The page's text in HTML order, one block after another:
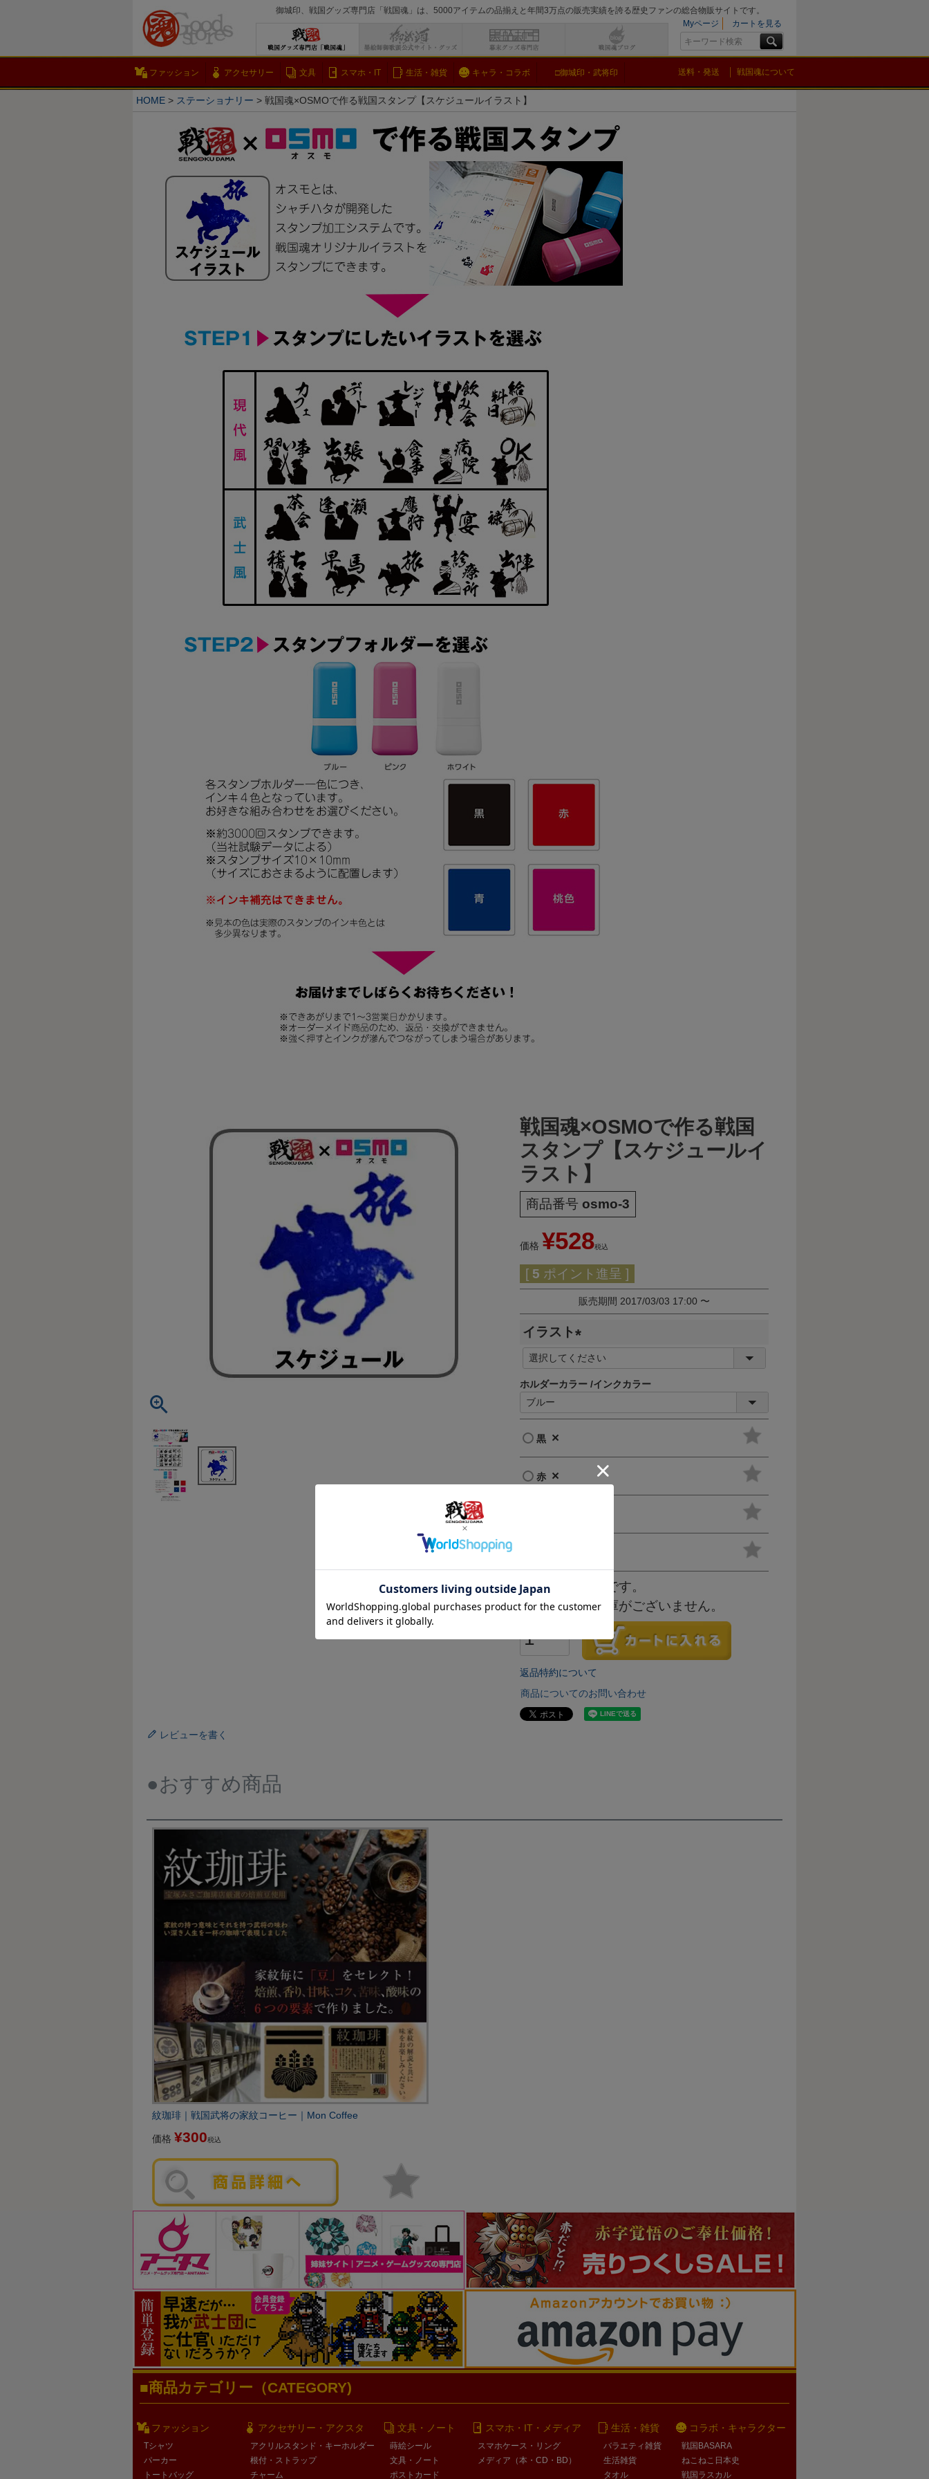
御城印、戦国グッズ専門店「戦国魂」は、5000アイテムの品揃えと年間3万点の販売実績を誇る歴史ファンの総合物販サイトです。
Myページ
カートを見る
検索
ファッション アクセサリー 文具 スマホ・IT 生活・雑貨 キャラ・コラボ □御城印・武将印 送料・発送 戦国魂について
HOME ステーショナリー 戦国魂×OSMOで作る戦国スタンプ【スケジュールイラスト】
戦国魂×OSMOで作る戦国
スタンプ【スケジュールイ
ラスト】
商品番号 osmo-3
価格 ¥528税込
[ 5 ポイント進呈 ]
販売期間 2017/03/03 17:00 〜
イラスト
(
須
)
ホルダーカラー インクカラー
黒 ×
赤 ×
△ 残りわずかです。
✕ ただいま在庫がございません。
返品特約について
商品についてのお問い合わせ
レビューを書く
●おすすめ商品
紋珈琲｜戦国武将の家紋コーヒー｜Mon Coffee
価格 ¥300税込
商品カテゴリー（CATEGORY)
ファッション
Tシャツ
パーカー
トートバッグ
アクセサリー・アクスタ
アクリルスタンド・キーホルダー
根付・ストラップ
チャーム
文具・ノート
蒔絵シール
文具・ノート
ポストカード
スマホ・IT・メディア
スマホケース・リング
メディア（本・CD・BD）
生活・雑貨
バラエティ雑貨
生活雑貨
タオル
コラボ・キャラクター
戦国BASARA
ねこねこ日本史
戦国ラスカル